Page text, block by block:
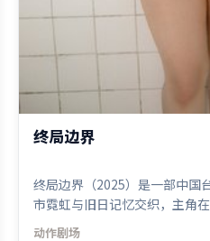
终局边界
终局边界（2025）是一部中国
市霓虹与旧日记忆交织，主角
价。叙事线索多线并进，最终
动作剧场